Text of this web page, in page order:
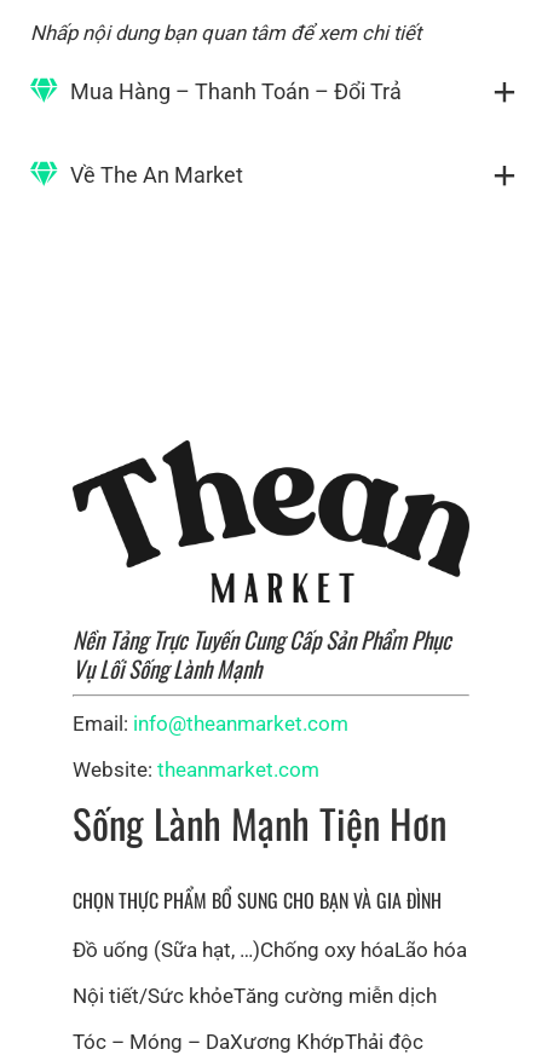
Nhấp nội dung bạn quan tâm để xem chi tiết
Mua Hàng – Thanh Toán – Đổi Trả
Về The An Market
Nền Tảng Trực Tuyến Cung Cấp Sản Phẩm Phục
Vụ Lối Sống Lành Mạnh
Email: info@theanmarket.com
Website: theanmarket.com
Sống Lành Mạnh Tiện Hơn
CHỌN THỰC PHẨM BỔ SUNG CHO BẠN VÀ GIA ĐÌNH
Đồ uống (Sữa hạt, …)Chống oxy hóaLão hóa
Nội tiết/Sức khỏeTăng cường miễn dịch
Tóc – Móng – DaXương KhớpThải độc